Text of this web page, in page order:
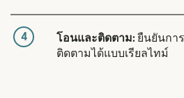
4 โอนและติดตาม:ยืนยันกา
ติดตามได้แบบเรียลไทม์